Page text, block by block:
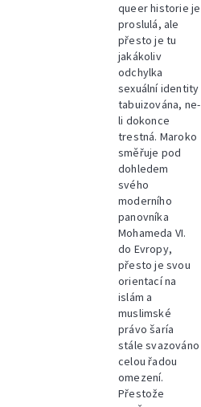
queer historie je
proslulá, ale
přesto je tu
jakákoliv
odchylka
sexuální identity
tabuizována, ne-
li dokonce
trestná. Maroko
směřuje pod
dohledem
svého
moderního
panovníka
Mohameda VI.
do Evropy,
přesto je svou
orientací na
islám a
muslimské
právo šaría
stále svazováno
celou řadou
omezení.
Přestože